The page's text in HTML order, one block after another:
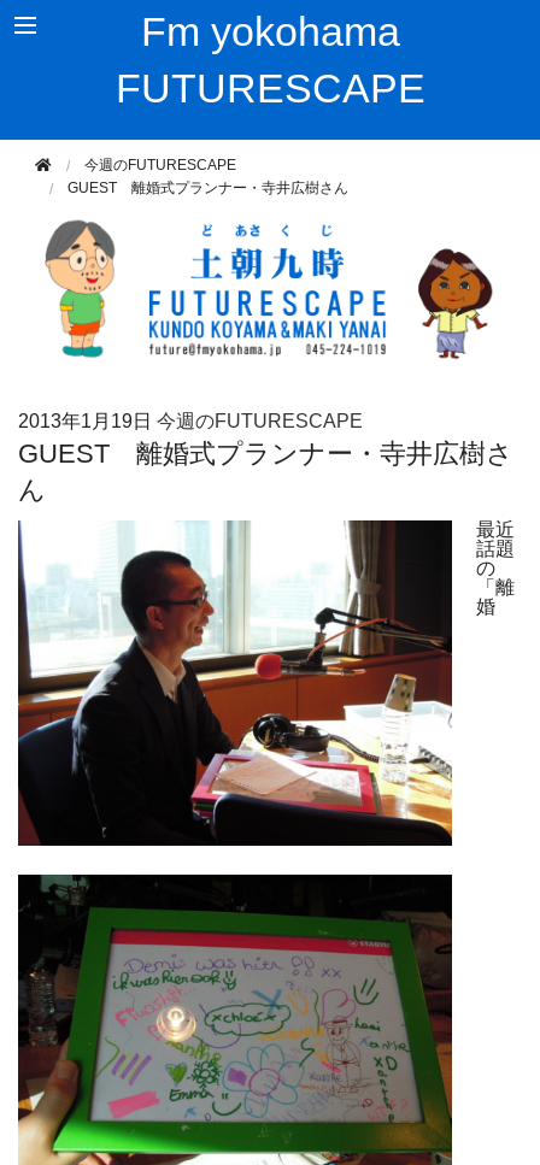
Fm yokohama
FUTURESCAPE
今週のFUTURESCAPE
GUEST 離婚式プランナー・寺井広樹さん
2013年1月19日 今週のFUTURESCAPE
GUEST 離婚式プランナー・寺井広樹さ
ん
最近
話題
の
「離
婚